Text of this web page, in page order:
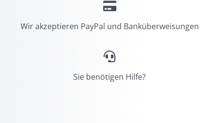
Wir akzeptieren PayPal und Banküberweisungen
Sie benötigen Hilfe?